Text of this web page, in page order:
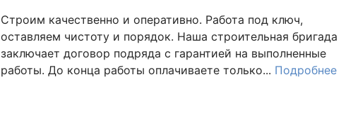
Строим качественно и оперативно. Работа под ключ,
оставляем чистоту и порядок. Наша строительная бригада
заключает договор подряда с гарантией на выполненные
работы. До конца работы оплачиваете только... Подробнее